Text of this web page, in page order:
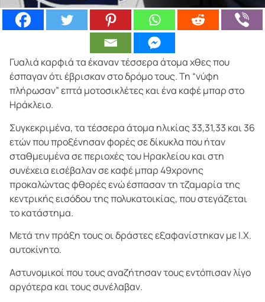
Γυαλιά καρφιά τα έκαναν τέσσερα άτομα χθες που
έσπαγαν ότι έβρισκαν στο δρόμο τους. Τη “νύφη
πλήρωσαν” επτά μοτοσικλέτες και ένα καφέ μπαρ στο
Ηράκλειο.
Συγκεκριμένα, τα τέσσερα άτομα ηλικίας 33,31,33 και 36
ετών που προξένησαν φορές σε δίκυκλα που ήταν
σταθμευμένα σε περιοχές του Ηρακλείου και στη
συνέχεια εισέβαλαν σε καφέ μπαρ 49χρονης
προκαλώντας φθορές ενώ έσπασαν τη τζαμαρία της
κεντρικής εισόδου της πολυκατοικίας, που στεγάζεται
το κατάστημα.
Μετά την πράξη τους οι δράστες εξαφανίστηκαν με Ι.Χ.
αυτοκίνητο.
Αστυνομικοί που τους αναζήτησαν τους εντόπισαν λίγο
αργότερα και τους συνέλαβαν.